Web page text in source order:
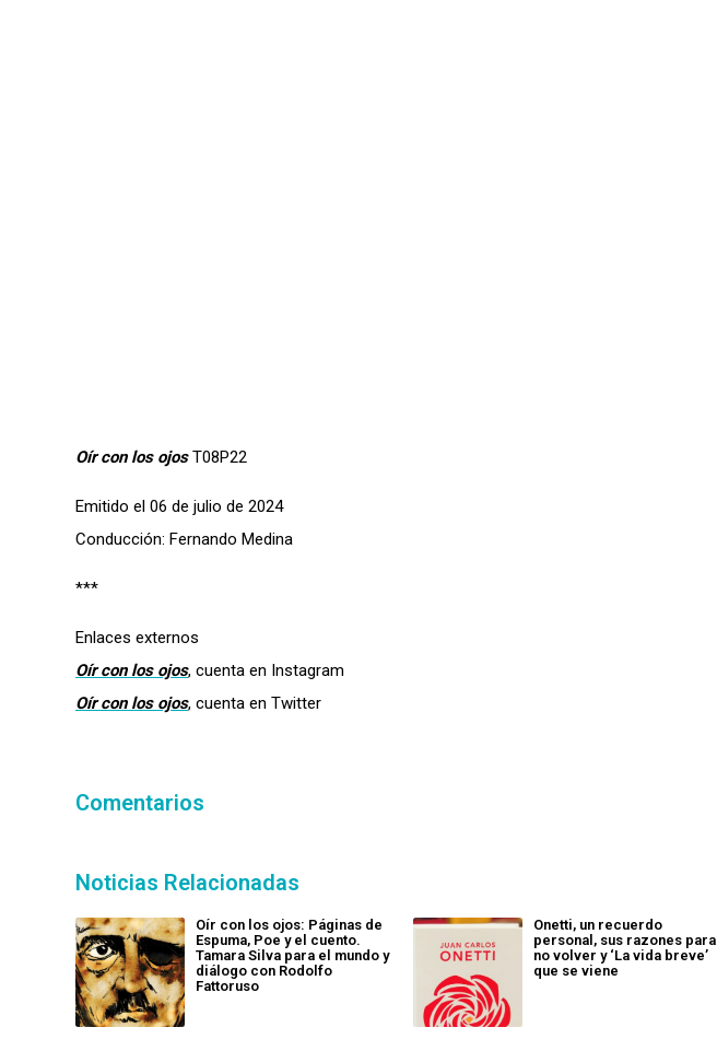
Oír con los ojosT08P22
Emitido el 06 de julio de 2024
Conducción: Fernando Medina
***
Enlaces externos
Oír con los ojos, cuenta en Instagram
Oír con los ojos, cuenta en Twitter
Comentarios
Noticias Relacionadas
Oír con los ojos: Páginas de
Espuma, Poe y el cuento.
Tamara Silva para el mundo y
diálogo con Rodolfo
Fattoruso
Onetti, un recuerdo
personal, sus razones para
no volver y ‘La vida breve’
que se viene